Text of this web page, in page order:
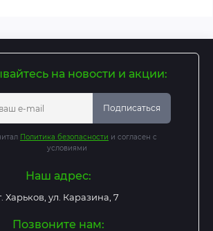
на новости и акции:
Подписаться
Политика безопасности и согласен с
условиями
Наш адрес:
Харьков, ул. Каразина, 7
Позвоните нам: